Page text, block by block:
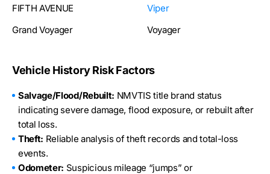
FIFTH AVENUE
Grand Voyager
Viper
Voyager
Vehicle History Risk Factors
Salvage/Flood/Rebuilt: NMVTIS title brand status
indicating severe damage, flood exposure, or rebuilt after
total loss.
Theft: Reliable analysis of theft records and total-loss
events.
Odometer: Suspicious mileage “jumps” or